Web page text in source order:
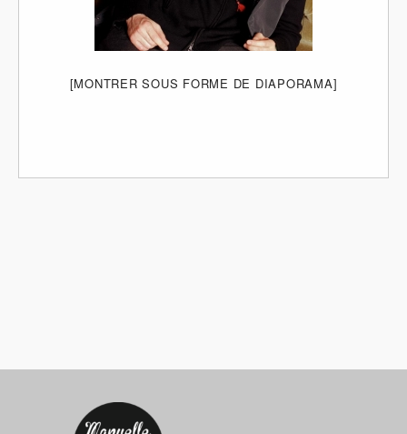
[MONTRER SOUS FORME DE DIAPORAMA]